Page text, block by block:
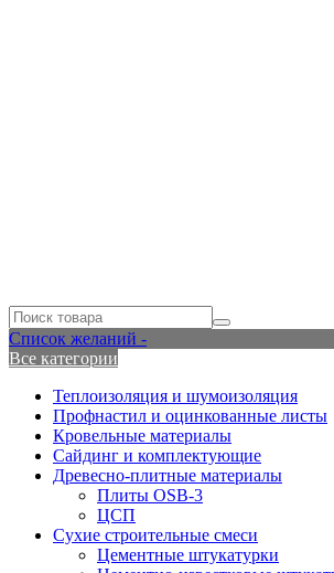
Список желаний -
Все категории
Теплоизоляция и шумоизоляция
Профнастил и оцинкованные листы
Кровельные материалы
Сайдинг и комплектующие
Древесно-плитные материалы
Плиты OSB-3
ЦСП
Сухие строительные смеси
Цементные штукатурки